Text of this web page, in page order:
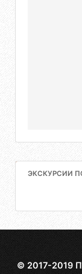
ЭКСКУРСИИ
© 2017-2019